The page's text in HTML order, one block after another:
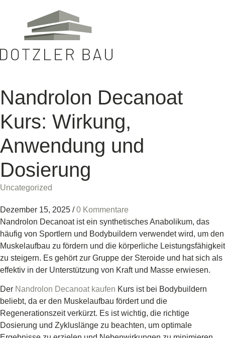
Nandrolon Decanoat
Kurs: Wirkung,
Anwendung und
Dosierung
Uncategorized
Dezember 15, 2025 / 0 Kommentare
Nandrolon Decanoat ist ein synthetisches Anabolikum, das
häufig von Sportlern und Bodybuildern verwendet wird, um den
Muskelaufbau zu fördern und die körperliche Leistungsfähigkeit
zu steigern. Es gehört zur Gruppe der Steroide und hat sich als
effektiv in der Unterstützung von Kraft und Masse erwiesen.
Der Nandrolon Decanoat kaufen Kurs ist bei Bodybuildern
beliebt, da er den Muskelaufbau fördert und die
Regenerationszeit verkürzt. Es ist wichtig, die richtige
Dosierung und Zykluslänge zu beachten, um optimale